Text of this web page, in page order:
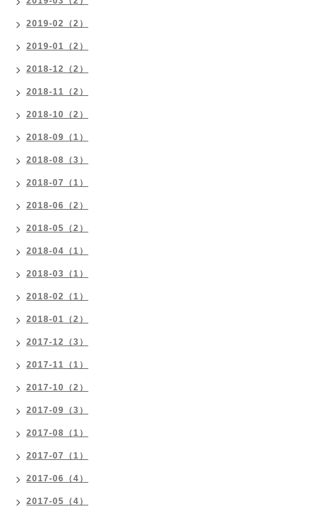
2019-02（2）
2019-01（2）
2018-12（2）
2018-11（2）
2018-10（2）
2018-09（1）
2018-08（3）
2018-07（1）
2018-06（2）
2018-05（2）
2018-04（1）
2018-03（1）
2018-02（1）
2018-01（2）
2017-12（3）
2017-11（1）
2017-10（2）
2017-09（3）
2017-08（1）
2017-07（1）
2017-06（4）
2017-05（4）